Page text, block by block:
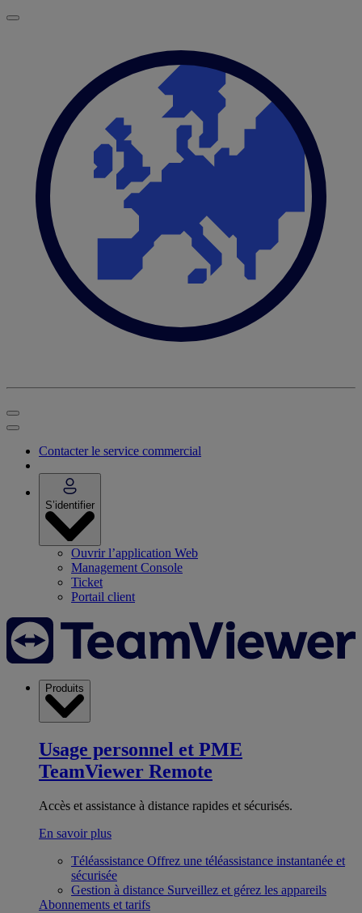
Contacter le service commercial
S’identifier
Ouvrir l’application Web
Management Console
Ticket
Portail client
Produits
Usage personnel et PME
TeamViewer Remote
Accès et assistance à distance rapides et sécurisés.
En savoir plus
Téléassistance Offrez une téléassistance instantanée et
sécurisée
Gestion à distance Surveillez et gérez les appareils
Abonnements et tarifs